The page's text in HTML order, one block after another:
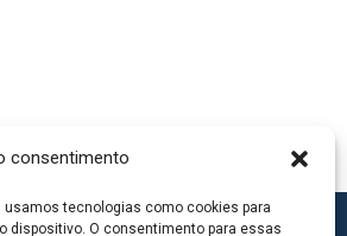
consentimento
tecnologias como cookies para
dispositivo. O consentimento para essas